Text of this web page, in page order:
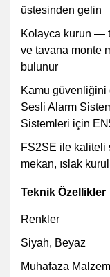
üstesinden gelin
Kolayca kurun —
ve tavana monte
bulunur
Kamu güvenliğini
Sesli Alarm
Sistemleri için
FS2SE ile kaliteli
mekan, ıslak
Teknik Özellikler
Renkler
Siyah, Beyaz
Muhafaza